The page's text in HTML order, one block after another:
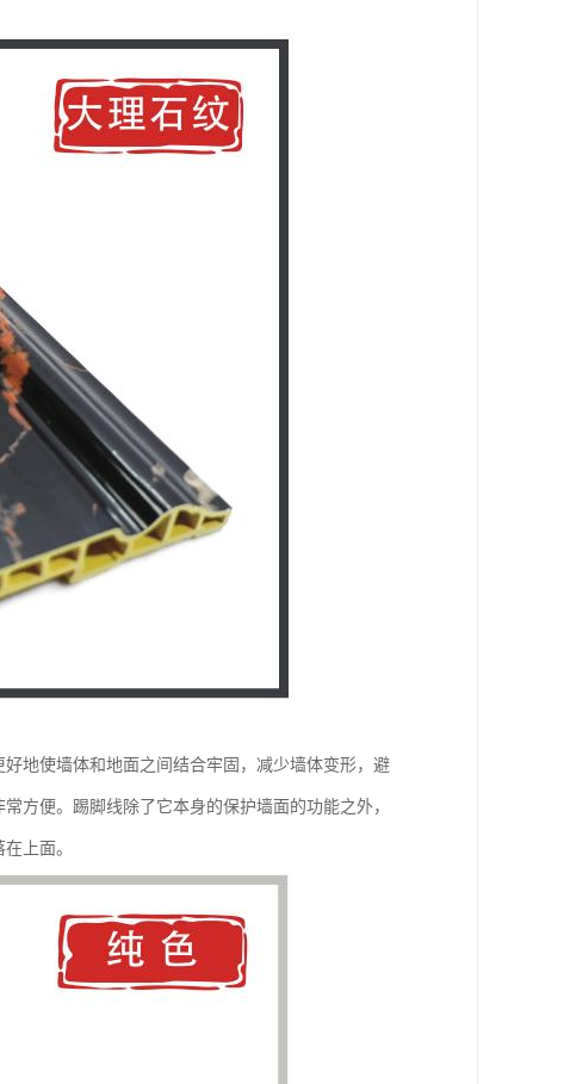
地使墙体和地面之间结合牢固，减少墙体变形，避
方便。踢脚线除了它本身的保护墙面的功能之外，
上面。